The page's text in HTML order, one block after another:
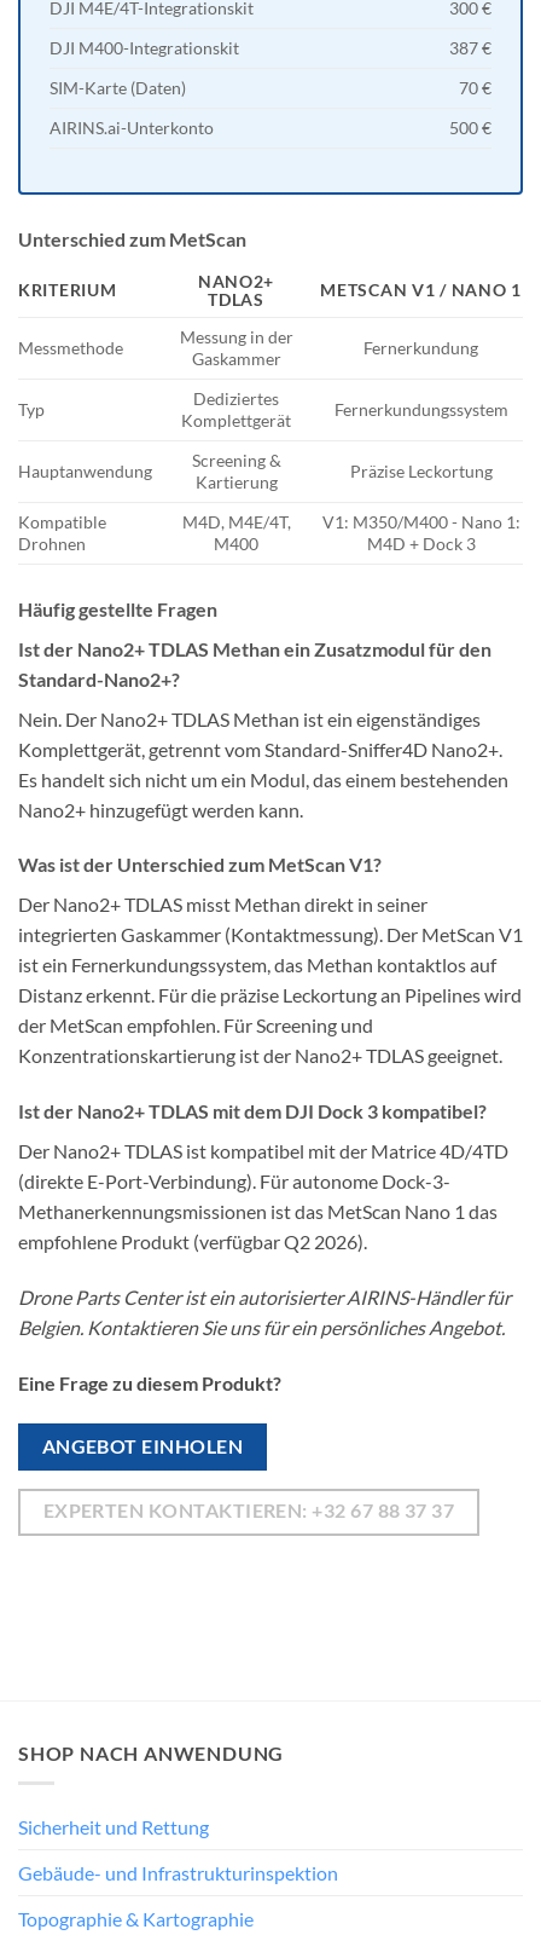
DJI M4E/4T-Integrationskit
300 €
DJI M400-Integrationskit
387 €
SIM-Karte (Daten)
70 €
AIRINS.ai-Unterkonto
500 €
Unterschied zum MetScan
KRITERIUM
NANO2+
TDLAS
METSCAN V1 / NANO 1
Messmethode
Messung in der
Gaskammer
Fernerkundung
Typ
Dediziertes
Komplettgerät
Fernerkundungssystem
Hauptanwendung
Screening &
Kartierung
Präzise Leckortung
Kompatible
Drohnen
M4D, M4E/4T,
M400
V1: M350/M400 - Nano 1:
M4D + Dock 3
Häufig gestellte Fragen
Ist der Nano2+ TDLAS Methan ein Zusatzmodul für den
Standard-Nano2+?
Nein. Der Nano2+ TDLAS Methan ist ein eigenständiges
Komplettgerät, getrennt vom Standard-Sniffer4D Nano2+.
Es handelt sich nicht um ein Modul, das einem bestehenden
Nano2+ hinzugefügt werden kann.
Was ist der Unterschied zum MetScan V1?
Der Nano2+ TDLAS misst Methan direkt in seiner
integrierten Gaskammer (Kontaktmessung). Der MetScan V1
ist ein Fernerkundungssystem, das Methan kontaktlos auf
Distanz erkennt. Für die präzise Leckortung an Pipelines wird
der MetScan empfohlen. Für Screening und
Konzentrationskartierung ist der Nano2+ TDLAS geeignet.
Ist der Nano2+ TDLAS mit dem DJI Dock 3 kompatibel?
Der Nano2+ TDLAS ist kompatibel mit der Matrice 4D/4TD
(direkte E-Port-Verbindung). Für autonome Dock-3-
Methanerkennungsmissionen ist das MetScan Nano 1 das
empfohlene Produkt (verfügbar Q2 2026).
Drone Parts Center ist ein autorisierter AIRINS-Händler für
Belgien. Kontaktieren Sie uns für ein persönliches Angebot.
Eine Frage zu diesem Produkt?
ANGEBOT EINHOLEN
EXPERTEN KONTAKTIEREN: +32 67 88 37 37
SHOP NACH ANWENDUNG
Sicherheit und Rettung
Gebäude- und Infrastrukturinspektion
Topographie & Kartographie